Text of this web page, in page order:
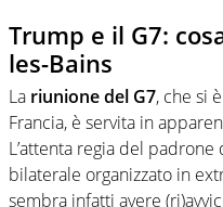
Trump e il G7:
les-Bains
La riunione del G7, che si
Francia, è servita in
L’attenta regia del padrone
bilaterale organizzato in
sembra infatti avere